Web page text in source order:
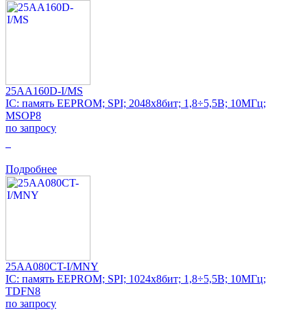
25AA160D-I/MS
IC: память EEPROM; SPI; 2048x8бит; 1,8÷5,5В; 10МГц;
MSOP8
по запросу
Подробнее
25AA080CT-I/MNY
IC: память EEPROM; SPI; 1024x8бит; 1,8÷5,5В; 10МГц;
TDFN8
по запросу